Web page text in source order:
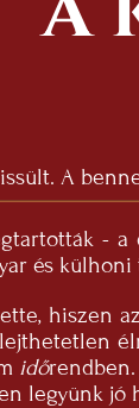
A
-
és
hiszen
időrendben.
legyünk jó